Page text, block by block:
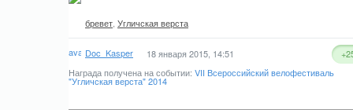
бревет Угличская верста
Doc_Kasper 18 января 2015, 14:51
Награда получена на событии: VII Всероссийский велофестиваль
"Угличская верста" 2014